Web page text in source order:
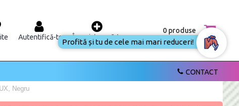
Autentifică-te Înregistrează-te
0 produse
CONTACT
Negru
Profită și tu de cele mai mari reduceri!